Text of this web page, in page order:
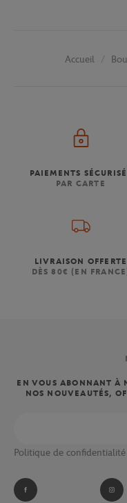
Accueil
PAIEMENTS
PAR CARTE
LIVRAISON OFFERTE
DÈS 80€ (EN
EN VOUS ABONNANT À
NOS NOUVEAUTÉS,
Politique de confidentialité